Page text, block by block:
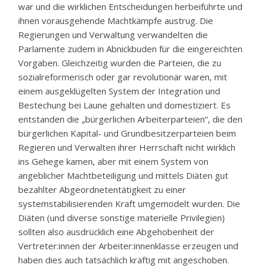
war und die wirklichen Entscheidungen herbeiführte und
ihnen vorausgehende Machtkämpfe austrug. Die
Regierungen und Verwaltung verwandelten die
Parlamente zudem in Abnickbuden für die eingereichten
Vorgaben. Gleichzeitig wurden die Parteien, die zu
sozialreformerisch oder gar revolutionär waren, mit
einem ausgeklügelten System der Integration und
Bestechung bei Laune gehalten und domestiziert. Es
entstanden die „bürgerlichen Arbeiterparteien“, die den
bürgerlichen Kapital- und Grundbesitzerparteien beim
Regieren und Verwalten ihrer Herrschaft nicht wirklich
ins Gehege kamen, aber mit einem System von
angeblicher Machtbeteiligung und mittels Diäten gut
bezahlter Abgeordnetentätigkeit zu einer
systemstabilisierenden Kraft umgemodelt wurden. Die
Diäten (und diverse sonstige materielle Privilegien)
sollten also ausdrücklich eine Abgehobenheit der
Vertreter:innen der Arbeiter:innenklasse erzeugen und
haben dies auch tatsächlich kräftig mit angeschoben.